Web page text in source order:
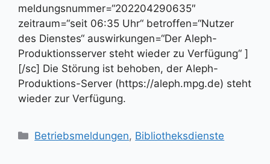
meldungsnummer=“202204290635″
zeitraum=“seit 06:35 Uhr“ betroffen=“Nutzer
des Dienstes“ auswirkungen=“Der Aleph-
Produktionsserver steht wieder zu Verfügung“ ]
[/sc] Die Störung ist behoben, der Aleph-
Produktions-Server (https://aleph.mpg.de) steht
wieder zur Verfügung.
Kategorien
Betriebsmeldungen, Bibliotheksdienste